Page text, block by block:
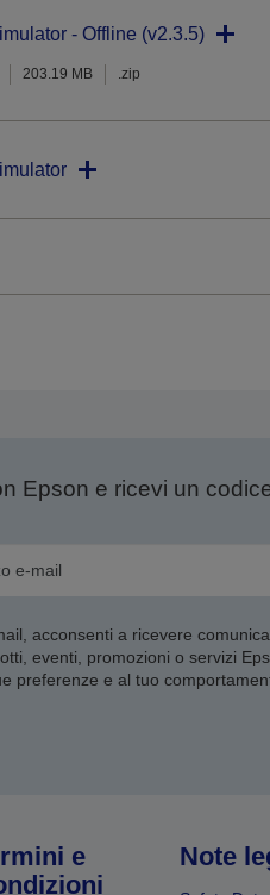
- Offline (v2.3.5)
203.19 MB .zip
Epson e ricevi un
acconsenti a ricevere
eventi, promozioni o servizi
preferenze e al tuo
e
Note